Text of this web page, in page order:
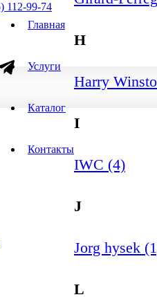
112-99-74
Главная
Услуги
Каталог
Контакты
H
Harry
I
IWC (4)
J
Jorg hysek
L